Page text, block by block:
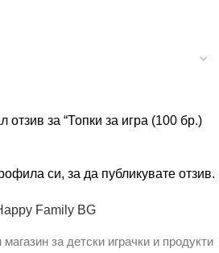
отзив за “Топки за игра (100 бр.)
си, за да публикувате отзив.
за детски играчки и продукти